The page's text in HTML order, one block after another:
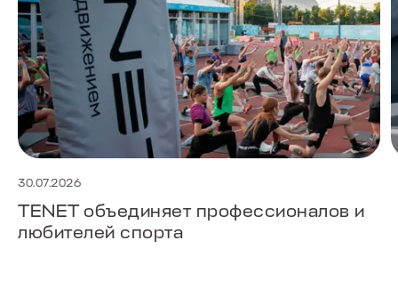
30.07.2026
TENET объединяет профессионалов и
любителей спорта